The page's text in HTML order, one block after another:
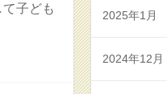
子ども
2025年1月
2024年12月